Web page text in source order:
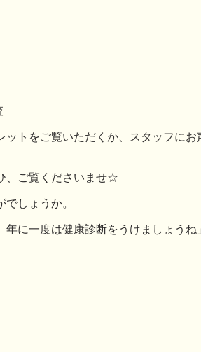
トをご覧いただくか、スタッフにお
、ご覧くださいませ☆
しょうか。
年に一度は健康診断をうけましょう